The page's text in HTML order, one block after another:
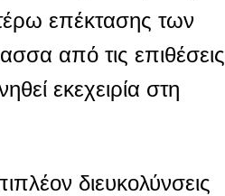
επέκτασης των
από τις επιθέσεις
εκεχειρία στη
διευκολύνσεις